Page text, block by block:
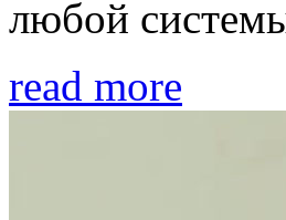
любой
read more